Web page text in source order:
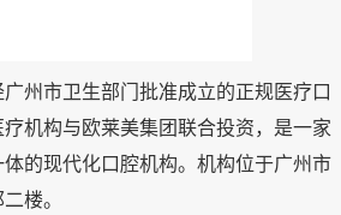
州市卫生部门批准成立的正规医疗口
机构与欧莱美集团联合投资，是一家
的现代化口腔机构。机构位于广州市
楼。